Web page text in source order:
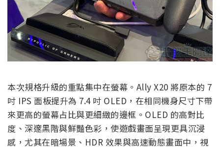
本次規格升級的重點集中在螢幕。Ally X20 將原本的 7
吋 IPS 面板提升為 7.4 吋 OLED，在相同機身尺寸下帶
來更高的螢幕占比與更細緻的邊框。OLED 的高對比
度、深邃黑階與鮮豔色彩，使遊戲畫面呈現更具沉浸
感，尤其在暗場景、HDR 效果與高速動態畫面中，視